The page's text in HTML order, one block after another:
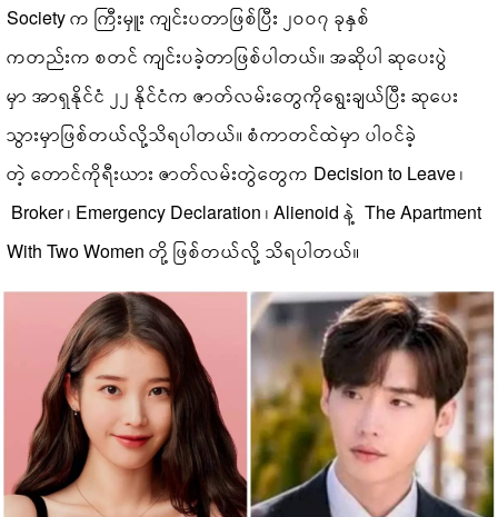
Society က ကြီးမှူး ကျင်းပတာဖြစ်ပြီး ၂၀၀၇ ခုနှစ်
ကတည်းက စတင် ကျင်းပခဲ့တာဖြစ်ပါတယ်။ အဆိုပါ ဆုပေးပွဲ
မှာ အာရှနိုင်ငံ ၂၂ နိုင်ငံက ဇာတ်လမ်းတွေကိုရွေးချယ်ပြီး ဆုပေး
သွားမှာဖြစ်တယ်လို့သိရပါတယ်။ စံကာတင်ထဲမှာ ပါဝင်ခဲ့
တဲ့ တောင်ကိုရီးယား ဇာတ်လမ်းတွဲတွေက Decision to Leave ၊
Broker ၊ Emergency Declaration ၊ Alienoid နဲ့ The Apartment
With Two Women တို့ ဖြစ်တယ်လို့ သိရပါတယ်။